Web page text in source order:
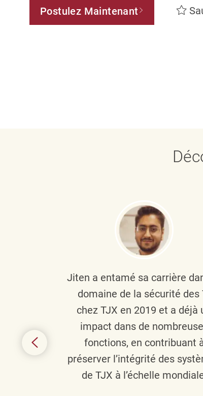
Postulez Maintenant
Jiten a entamé sa carrière
domaine de la sécurité des
chez TJX en 2019 et a déjà
impact dans de
fonctions, en contribuant
préserver l’intégrité des
de TJX à l’échelle